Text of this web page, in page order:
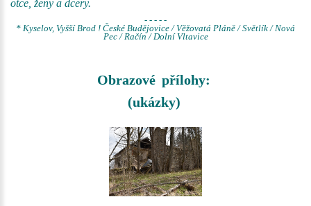
otce, ženy a dcery.
- - - - -
* Kyselov, Vyšší Brod ! České Budějovice / Věžovatá Pláně / Světlík / Nová
Pec / Račín / Dolní Vltavice
Obrazové přílohy:
(ukázky)